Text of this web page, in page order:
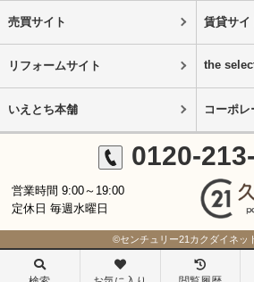
売買サイト 賃貸サイ
リフォームサイト the
いえとち本舗 コーポレ
0120-
営業時間 9:00～19:00
定休日 毎週水曜日
©センチュリー21カクダイネッ